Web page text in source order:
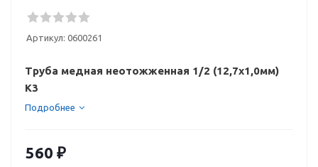
Артикул: 0600261
Труба медная неотожженная 1/2 (12,7x1,0мм)
K3
Подробнее
560 ₽